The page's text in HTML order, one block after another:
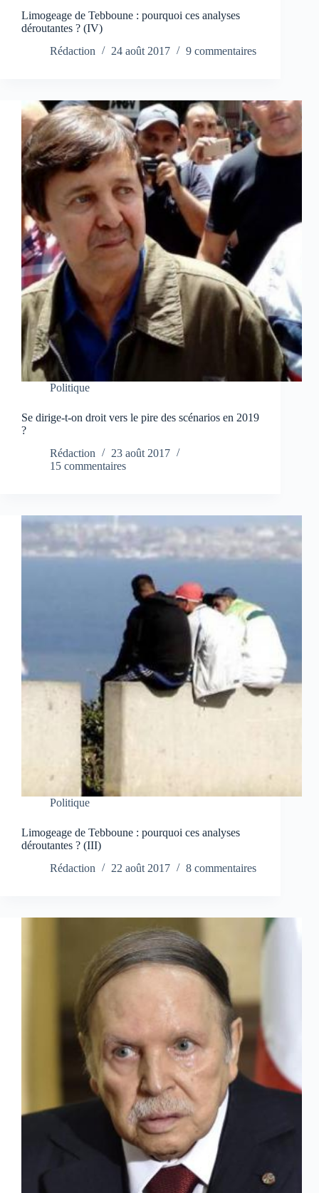
Limogeage de Tebboune : pourquoi ces analyses
déroutantes ? (IV)
Rédaction
24 août 2017 9 commentaires
Politique
Se dirige-t-on droit vers le pire des scénarios en 2019
?
Rédaction
23 août 2017
15 commentaires
Politique
Limogeage de Tebboune : pourquoi ces analyses
déroutantes ? (III)
Rédaction
22 août 2017 8 commentaires